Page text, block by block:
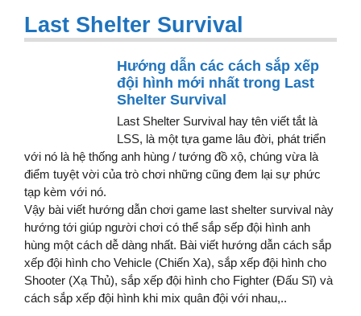
Last Shelter Survival
Hướng dẫn các cách sắp xếp
đội hình mới nhất trong Last
Shelter Survival
Last Shelter Survival hay tên viết tắt là
LSS, là một tựa game lâu đời, phát triển
với nó là hệ thống anh hùng / tướng đồ xộ, chúng vừa là
điểm tuyệt vời của trò chơi những cũng đem lại sự phức
tạp kèm với nó.
Vậy bài viết hướng dẫn chơi game last shelter survival này
hướng tới giúp người chơi có thể sắp sếp đội hình anh
hùng một cách dễ dàng nhất. Bài viết hướng dẫn cách sắp
xếp đội hình cho Vehicle (Chiến Xa), sắp xếp đội hình cho
Shooter (Xạ Thủ), sắp xếp đội hình cho Fighter (Đấu Sĩ) và
cách sắp xếp đội hình khi mix quân đội với nhau,..